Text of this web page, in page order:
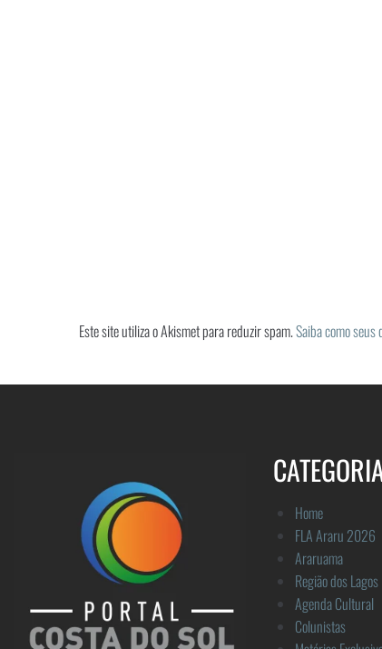
Este site utiliza o Akismet para reduzir spam.Saiba como
Home
FLA Araru 2026
Araruama
Região dos Lagos
Agenda Cultural
Colunistas